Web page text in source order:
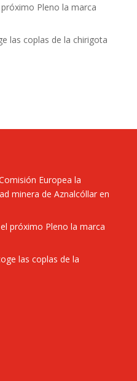
Pleno la marca
las coplas de la chirigota
Europea la
minera de Aznalcóllar en
próximo Pleno la marca
las coplas de la